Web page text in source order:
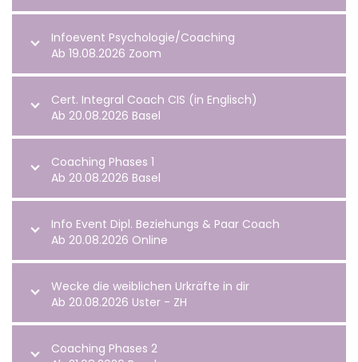
Infoevent Psychologie/Coaching
Ab 19.08.2026 Zoom
Cert. Integral Coach CIS (in Englisch)
Ab 20.08.2026 Basel
Coaching Phases 1
Ab 20.08.2026 Basel
Info Event Dipl. Beziehungs & Paar Coach
Ab 20.08.2026 Online
Wecke die weiblichen Urkräfte in dir
Ab 20.08.2026 Uster - ZH
Coaching Phases 2